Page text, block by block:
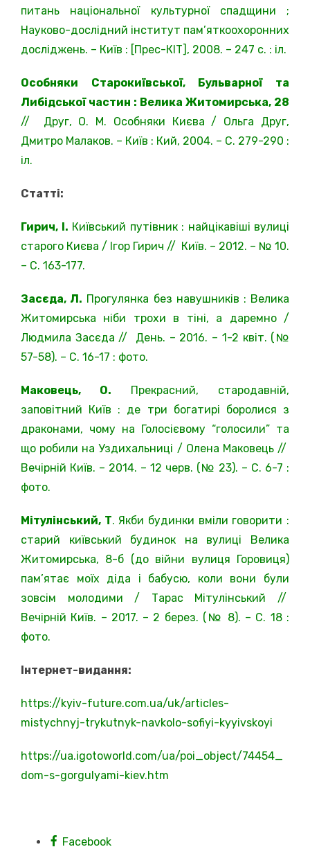
питань національної культурної спадщини ;
Науково-дослідний інститут пам’яткоохоронних
досліджень. – Київ : [Прес-КІТ], 2008. – 247 с. : іл.
Особняки Старокиївської, Бульварної та
Либідської частин : Велика Житомирська, 28
// Друг, О. М. Особняки Києва / Ольга Друг,
Дмитро Малаков. – Київ : Кий, 2004. – С. 279-290 :
іл.
Статті:
Гирич, І. Київський путівник : найцікавіші вулиці
старого Києва / Ігор Гирич // Київ. – 2012. – № 10.
– С. 163-177.
Засєда, Л. Прогулянка без навушників : Велика
Житомирська ніби трохи в тіні, а даремно /
Людмила Засєда // День. – 2016. – 1-2 квіт. (№
57-58). – С. 16-17 : фото.
Маковець, О. Прекрасний, стародавній,
заповітний Київ : де три богатирі боролися з
драконами, чому на Голосієвому “голосили” та
що робили на Уздихальниці / Олена Маковець //
Вечірній Київ. – 2014. – 12 черв. (№ 23). – С. 6-7 :
фото.
Мітулінський, Т. Якби будинки вміли говорити :
старий київський будинок на вулиці Велика
Житомирська, 8-б (до війни вулиця Горовиця)
пам’ятає моїх діда і бабусю, коли вони були
зовсім молодими / Тарас Мітулінський //
Вечірній Київ. – 2017. – 2 берез. (№ 8). – С. 18 :
фото.
Інтернет-видання:
https://kyiv-future.com.ua/uk/articles-
mistychnyj-trykutnyk-navkolo-sofiyi-kyyivskoyi
https://ua.igotoworld.com/ua/poi_object/74454_
dom-s-gorgulyami-kiev.htm
Facebook